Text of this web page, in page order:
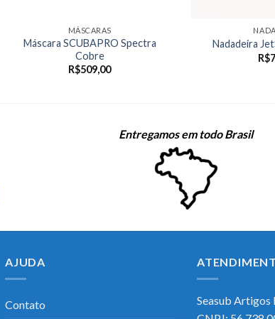
MÁSCARAS
Máscara SCUBAPRO Spectra
Cobre
R$509,00
Nadadeira
R$
Entregamos em todo Brasil
AJUDA
Contato
Seasub Artigos